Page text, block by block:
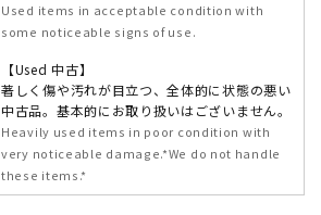
Used items in acceptable condition with
some noticeable signs of use.
【Used 中古】
著しく傷や汚れが目立つ、全体的に状態の悪い
中古品。基本的にお取り扱いはございません。
Heavily used items in poor condition with
very noticeable damage.*We do not handle
these items.*